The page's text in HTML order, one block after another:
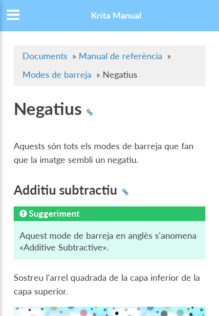
Krita Manual
Documents » Manual de referència »
Modes de barreja » Negatius
Negatius
Aquests són tots els modes de barreja que fan
que la imatge sembli un negatiu.
Additiu subtractiu
Suggeriment
Aquest mode de barreja en anglès s'anomena
«Additive Subtractive».
Sostreu l'arrel quadrada de la capa inferior de la
capa superior.